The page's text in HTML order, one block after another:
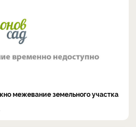
межевание земельного участка